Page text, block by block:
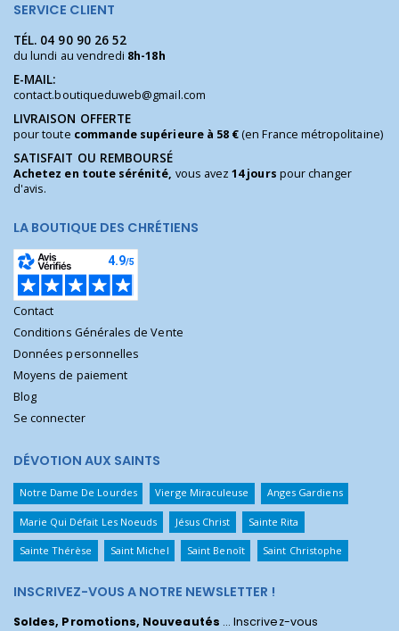
SERVICE CLIENT
TÉL. 04 90 90 26 52
du lundi au vendredi 8h-18h
E-MAIL:
contact.boutiqueduweb@gmail.com
LIVRAISON OFFERTE
pour toute commande supérieure à 58 €(en France métropolitaine)
SATISFAIT OU REMBOURSÉ
Achetez en toute sérénité, vous avez14 jours pour changer
d'avis.
LA BOUTIQUE DES CHRÉTIENS
Contact
Conditions Générales de Vente
Données personnelles
Moyens de paiement
Blog
Se connecter
DÉVOTION AUX SAINTS
Notre Dame De Lourdes Vierge Miraculeuse Anges Gardiens
Marie Qui Défait Les Noeuds Jésus Christ Sainte Rita
Sainte Thérèse Saint Michel Saint Benoît Saint Christophe
INSCRIVEZ-VOUS A NOTRE NEWSLETTER !
Soldes, Promotions, Nouveautés ... Inscrivez-vous